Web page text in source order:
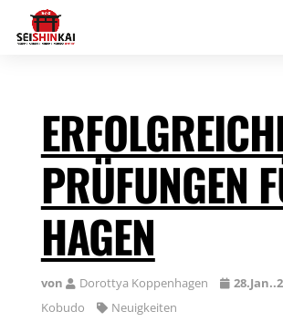
PRÜFUNGEN
HAGEN
von Dorottya Koppenhagen
Kobudo
Neuigkeiten